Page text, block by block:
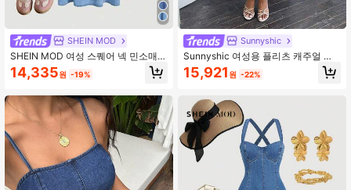
SHEIN MOD
SHEIN MOD 여성 스퀘어 넥 민소매
캐주얼 데님 드레스
14,335원 -19%
Sunnyshic
Sunnyshic 여성용 플리츠 캐주얼 파
티 & 여행 데님 스파게티 스트랩 드레
스
15,921 원 -22%